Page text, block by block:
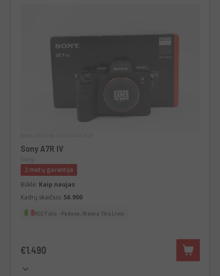
Sony A7R IV
2 metų garantija
Būklė: Kaip naujas
Kadrų skaičius: 56.900
RCE Foto - Padova, Riviera Tito Livio
€1.490